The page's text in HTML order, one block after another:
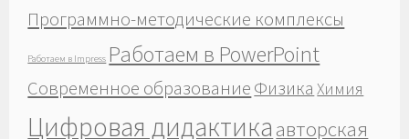
Программно-методические комплексы
Работаем в Impress Работаем в PowerPoint
Современное образование Физика Химия
Цифровая дидактика авторская